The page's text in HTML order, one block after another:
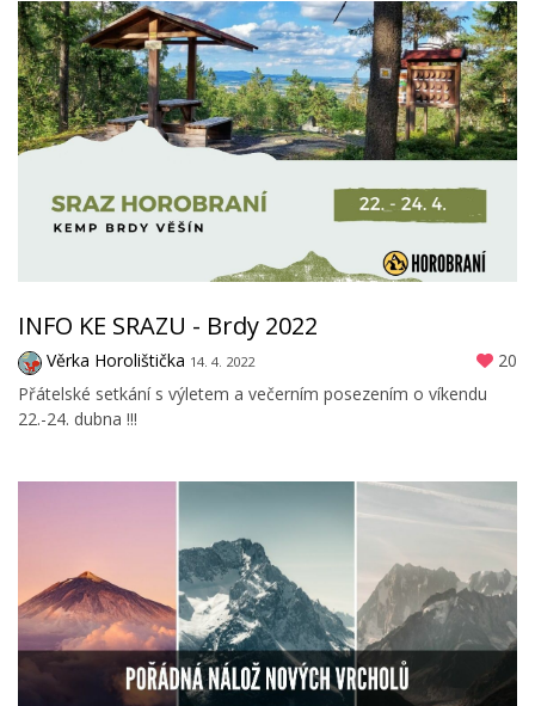
INFO KE SRAZU - Brdy 2022
Věrka Horolištička 14. 4. 2022
20
Přátelské setkání s výletem a večerním posezením o víkendu
22.-24. dubna !!!